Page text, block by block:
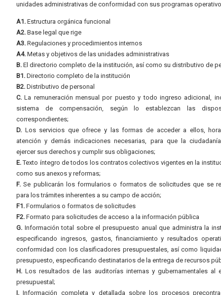
unidades administrativas de conformidad con sus programas
A1. Estructura orgánica funcional
A2. Base legal que rige
A3. Regulaciones y procedimientos internos
A4. Metas y objetivos de las unidades administrativas
B. El directorio completo de la institución, así como su distributivo de
B1. Directorio completo de la institución
B2. Distributivo de personal
C. La remuneración mensual por puesto y todo ingreso adicional,
sistema de compensación, según lo establezcan las
correspondientes;
D. Los servicios que ofrece y las formas de acceder a ellos,
atención y demás indicaciones necesarias, para que la
ejercer sus derechos y cumplir sus obligaciones;
E.Texto íntegro de todos los contratos colectivos vigentes en la
como sus anexos y reformas;
F. Se publicarán los formularios o formatos de solicitudes que se
para los trámites inherentes a su campo de acción;
F1. Formularios o formatos de solicitudes
F2. Formato para solicitudes de acceso a la información pública
G. Información total sobre el presupuesto anual que administra la
especificando ingresos, gastos, financiamiento y resultados
conformidad con los clasificadores presupuestales, así como
presupuesto, especificando destinatarios de la entrega de recursos
H. Los resultados de las auditorías internas y gubernamentales al
presupuestal;
I. Información completa y detallada sobre los procesos